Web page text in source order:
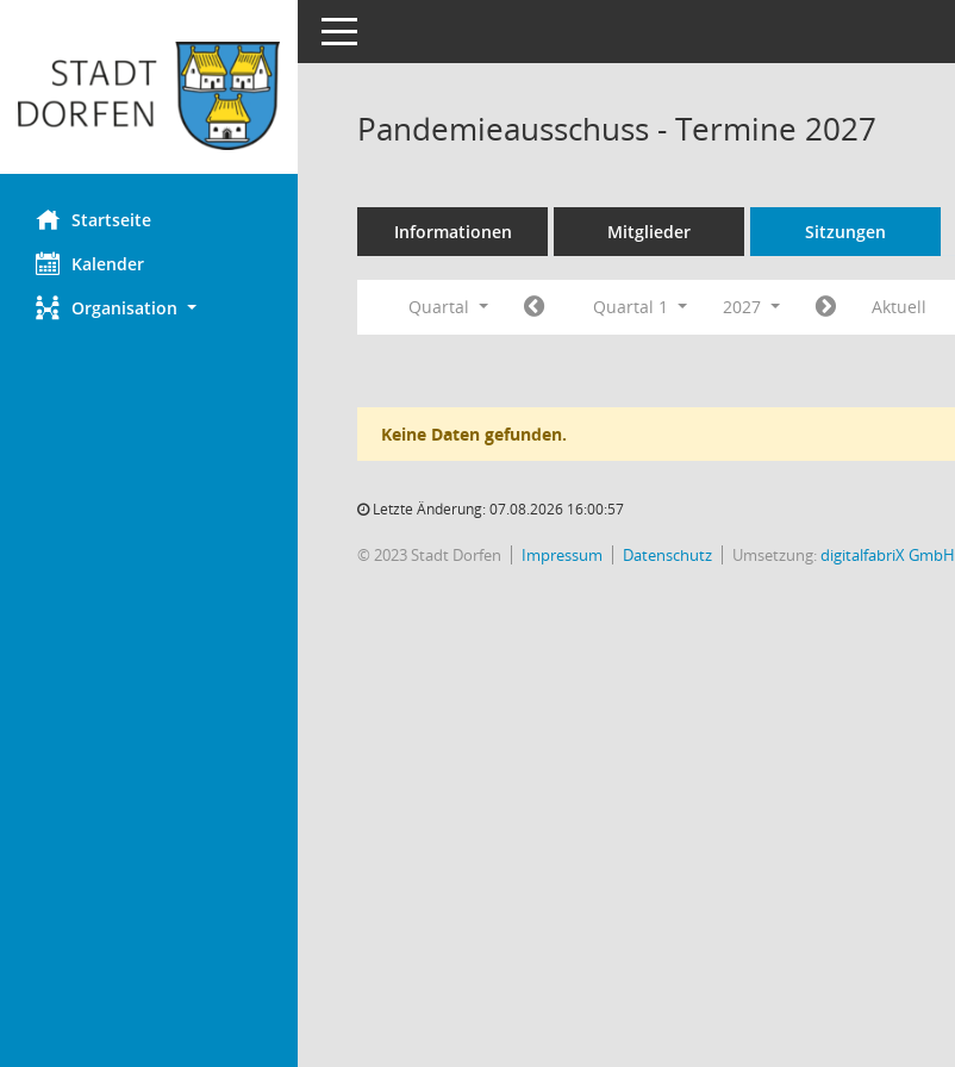
Startseite
Kalender
Organisation
Toggle navigation
Pandemieausschuss - Termine 2027
Informationen Mitglieder Sitzungen
Quartal Quartal 1 2027 Aktuell
Keine Daten gefunden.
Letzte Änderung: 07.08.2026 16:00:57
© 2023 Stadt Dorfen Impressum Datenschutz Umsetzung:digitalfabriX GmbH